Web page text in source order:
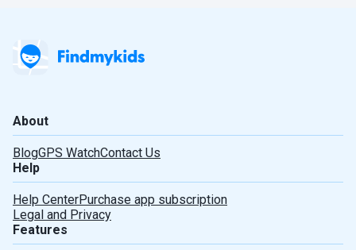
About
BlogGPS WatchContact Us
Help
Help CenterPurchase app subscription
Legal and Privacy
Features